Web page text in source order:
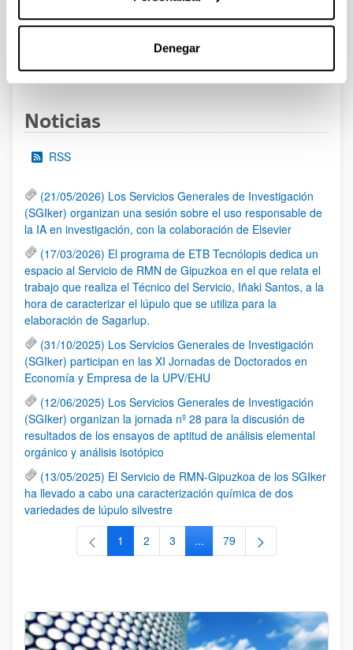
Denegar
PáginaPáginas intermedias Use TAB para desplazarse.
PáginaPáginaPáginaPáginas intermedias
Página
Noticias
RSS
(21/05/2026) Los Servicios Generales de Investigación
(SGIker) organizan una sesión sobre el uso responsable de
la IA en investigación, con la colaboración de Elsevier
(17/03/2026) El programa de ETB Tecnólopis dedica un
espacio al Servicio de RMN de Gipuzkoa en el que relata el
trabajo que realiza el Técnico del Servicio, Iñaki Santos, a la
hora de caracterizar el lúpulo que se utiliza para la
elaboración de Sagarlup.
(31/10/2025) Los Servicios Generales de Investigación
(SGIker) participan en las XI Jornadas de Doctorados en
Economía y Empresa de la UPV/EHU
(12/06/2025) Los Servicios Generales de Investigación
(SGIker) organizan la jornada nº 28 para la discusión de
resultados de los ensayos de aptitud de análisis elemental
orgánico y análisis isotópico
(13/05/2025) El Servicio de RMN-Gipuzkoa de los SGIker
ha llevado a cabo una caracterización química de dos
variedades de lúpulo silvestre
Página
1 Página
2 Página
3 ...Páginas intermedias Use TAB
Página
79